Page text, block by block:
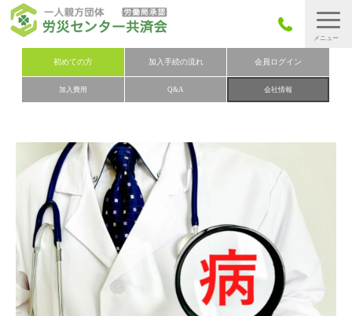
初めての方 加入手続の流れ 会員ログイン
加入費用 Q&A 会社情報
労災保険とは
労災保険の取りまとめ
加入費用
加入申込み
会社概要
お問い合わせ
会員メニュー